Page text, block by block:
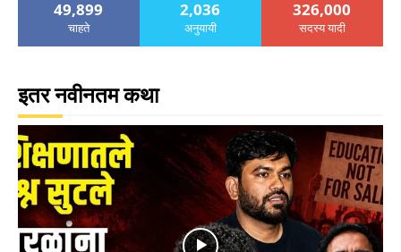
49,899
चाहते
2,036
अनुयायी
326,000
सदस्य यादी
इतर नवीनतम कथा